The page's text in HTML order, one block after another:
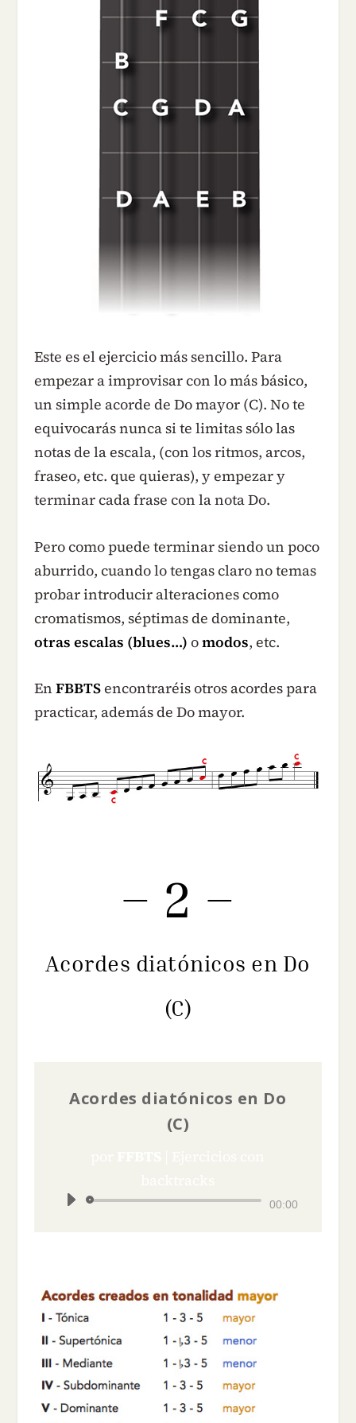
Este es el ejercicio más sencillo. Para
empezar a improvisar con lo más básico,
un simple acorde de Do mayor (C). No te
equivocarás nunca si te limitas sólo las
notas de la escala, (con los ritmos, arcos,
fraseo, etc. que quieras), y empezar y
terminar cada frase con la nota Do.
Pero como puede terminar siendo un poco
aburrido, cuando lo tengas claro no temas
probar introducir alteraciones como
cromatismos, séptimas de dominante,
otras escalas (blues…) omodos, etc.
En FBBTSencontraréis otros acordes para
practicar, además de Do mayor.
– 2 –
Acordes diatónicos en Do
(C)
Acordes diatónicos en Do
(C)
Reproductor
00:00